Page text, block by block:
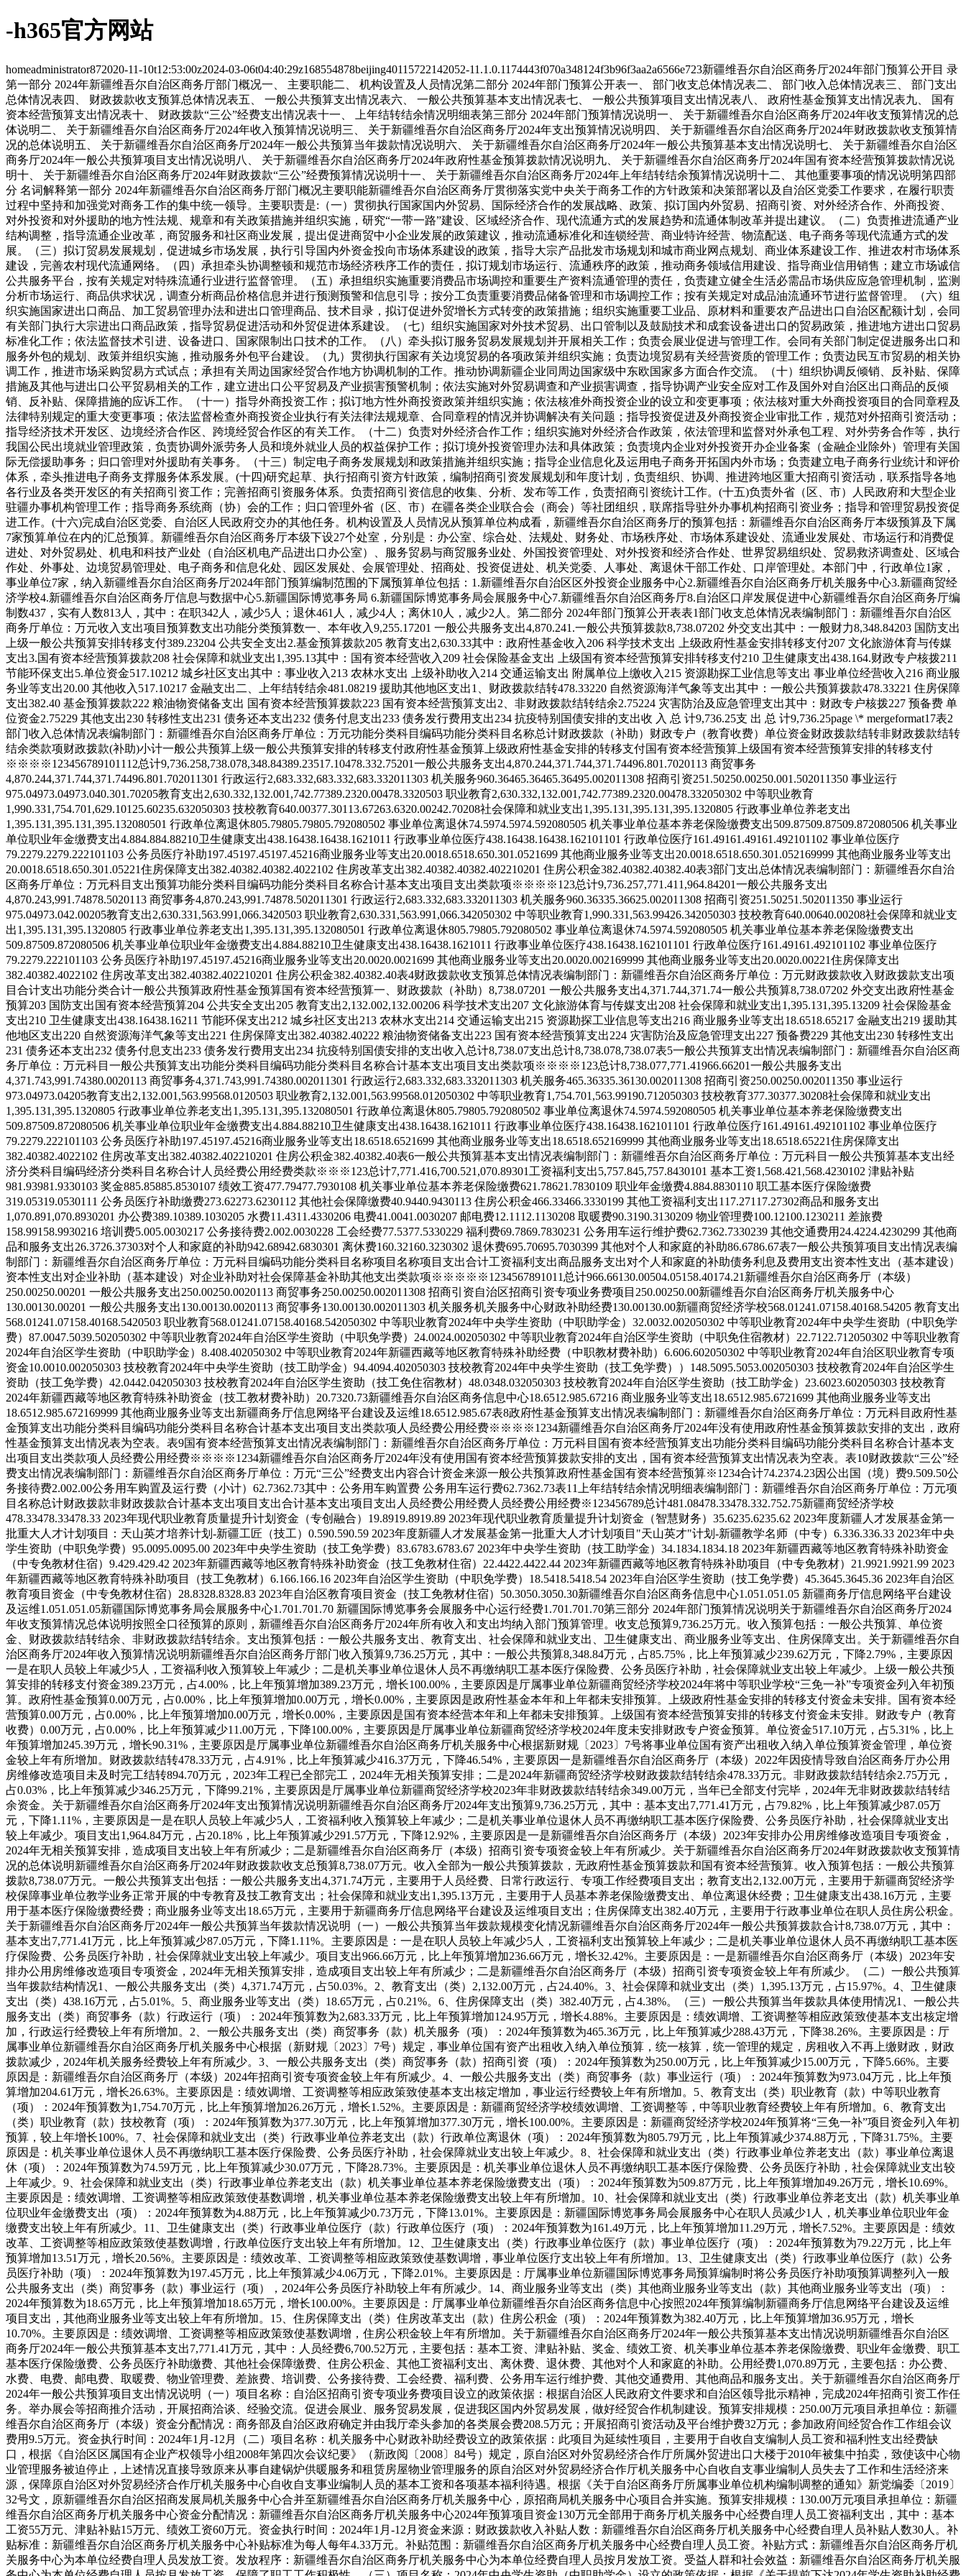
-h365官方网站
homeadministrator872020-11-10t12:53:00z2024-03-06t04:40:29z168554878beijing4011 5722142052-11.1.0.1174443f070a348124f3b96f3aa2a6566e723新疆维吾尔自治区商务厅2024年部门预算公开目 录
第一部分 2024年新疆维吾尔自治区商务厅部门概况一、 主要职能二、 机构设置及人员情况第二部分 2024年部门预算公开表一、 部门收支总体情况表二、 部门收入总体情况表三、 部门支出
总体情况表 四、 财政拨款收支预算总体情况表五、 一般公共预算支出情况表六、 一般公共预算基本支出情况表七、 一般公共预算项目支出情况表八、 政府性基金预算支出情况表九、 国有
资本经营预算支出情况表十、 财政拨款“三公”经费支出情况表十一、 上年结转结余情况明细表第三部分 2024年部门预算情况说明一、 关于新疆维吾尔自治区商务厅2024年收支预算情况的总
体说明 二、 关于新疆维吾尔自治区商务厅2024年收入预算情况说明三、 关于新疆维吾尔自治区商务厅2024年支出预算情况说明 四、 关于新疆维吾尔自治区商务厅2024年财政拨款收支预算情
况的总体说明五、 关于新疆维吾尔自治区商务厅2024年一般公共预算当年拨款情况说明六、 关于新疆维吾尔自治区商务厅2024年一般公共预算基本支出情况说明七、 关于新疆维吾尔自治区
商务厅2024年一般公共预算项目支出情况说明 八、 关于新疆维吾尔自治区商务厅2024年政府性基金预算拨款情况说明九、 关于新疆维吾尔自治区商务厅2024年国有资本经营预算拨款情况说
明十、 关于新疆维吾尔自治区商务厅2024年财政拨款“三公”经费预算情况说明十一、 关于新疆维吾尔自治区商务厅2024年上年结转结余预算情况说明十二、 其他重要事项的情况说明第四部
分 名词解释第一部分 2024年新疆维吾尔自治区商务厅部门概况主要职能新疆维吾尔自治区商务厅贯彻落实党中央关于商务工作的方针政策和决策部署以及自治区党委工作要求，在履行职责
过程中坚持和加强党对商务工作的集中统一领导。主要职责是: （一）贯彻执行国家国内外贸易、国际经济合作的发展战略、政策、拟订国内外贸易、招商引资、对外经济合作、外商投资、
对外投资和对外援助的地方性法规、规章和有关政策措施并组织实施，研究“一带一路”建设、区域经济合作、现代流通方式的发展趋势和流通体制改革并提出建议。
（二）负责推进流通产业
结构调整，指导流通企业改革，商贸服务和社区商业发展，提出促进商贸中小企业发展的政策建议，推动流通标准化和连锁经营、商业特许经营、物流配送、电子商务等现代流通方式的发
展。
（三）拟订贸易发展规划，促进城乡市场发展，执行引导国内外资金投向市场体系建设的政策，指导大宗产品批发市场规划和城市商业网点规划、商业体系建设工作、推进农村市场体系
建设，完善农村现代流通网络。
（四）承担牵头协调整顿和规范市场经济秩序工作的责任，拟订规划市场运行、流通秩序的政策，推动商务领域信用建设、指导商业信用销售；建立市场诚信
公共服务平台，按有关规定对特殊流通行业进行监督管理。
（五）承担组织实施重要消费品市场调控和重要生产资料流通管理的责任，负责建立健全生活必需品市场供应应急管理机制，监测
分析市场运行、商品供求状况，调查分析商品价格信息并进行预测预警和信息引导；按分工负责重要消费品储备管理和市场调控工作；按有关规定对成品油流通环节进行监督管理。
（六）组
织实施国家进出口商品、加工贸易管理办法和进出口管理商品、技术目录，拟订促进外贸增长方式转变的政策措施；组织实施重要工业品、原材料和重要农产品进出口自治区配额计划，会同
有关部门执行大宗进出口商品政策，指导贸易促进活动和外贸促进体系建设。
（七）组织实施国家对外技术贸易、出口管制以及鼓励技术和成套设备进出口的贸易政策，推进地方进出口贸易
标准化工作；依法监督技术引进、设备进口、国家限制出口技术的工作。
（八）牵头拟订服务贸易发展规划并开展相关工作；负责会展业促进与管理工作。会同有关部门制定促进服务出口和
服务外包的规划、政策并组织实施，推动服务外包平台建设。
（九）贯彻执行国家有关边境贸易的各项政策并组织实施；负责边境贸易有关经营资质的管理工作；负责边民互市贸易的相关协
调工作，推进市场采购贸易方式试点；承担有关周边国家经贸合作地方协调机制的工作。推动协调新疆企业同周边国家级中东欧国家多方面合作交流。
（十）组织协调反倾销、反补贴、保障
措施及其他与进出口公平贸易相关的工作，建立进出口公平贸易及产业损害预警机制；依法实施对外贸易调查和产业损害调查，指导协调产业安全应对工作及国外对自治区出口商品的反倾
销、反补贴、保障措施的应诉工作。
（十一）指导外商投资工作；拟订地方性外商投资政策并组织实施；依法核准外商投资企业的设立和变更事项；依法核对重大外商投资项目的合同章程及
法律特别规定的重大变更事项；依法监督检查外商投资企业执行有关法律法规规章、合同章程的情况并协调解决有关问题；指导投资促进及外商投资企业审批工作，规范对外招商引资活动；
指导经济技术开发区、边境经济合作区、跨境经贸合作区的有关工作。
（十二）负责对外经济合作工作；组织实施对外经济合作政策，依法管理和监督对外承包工程、对外劳务合作等，执行
我国公民出境就业管理政策，负责协调外派劳务人员和境外就业人员的权益保护工作；拟订境外投资管理办法和具体政策；负责境内企业对外投资开办企业备案（金融企业除外）管理有关国
际无偿援助事务；归口管理对外援助有关事务。
（十三）制定电子商务发展规划和政策措施并组织实施；指导企业信息化及运用电子商务开拓国内外市场；负责建立电子商务行业统计和评价
体系，牵头推进电子商务支撑服务体系发展。 (十四)研究起草、执行招商引资方针政策，编制招商引资发展规划和年度计划，负责组织、协调、推进跨地区重大招商引资活动，联系指导各地
各行业及各类开发区的有关招商引资工作；完善招商引资服务体系。负责招商引资信息的收集、分析、发布等工作，负责招商引资统计工作。 (十五)负责外省（区、市）人民政府和大型企业
驻疆办事机构管理工作；指导商务系统商（协）会的工作；归口管理外省（区、市）在疆各类企业联合会（商会）等社团组织，联席指导驻外办事机构招商引资业务；指导和管理贸易投资促
进工作。 (十六)完成自治区党委、自治区人民政府交办的其他任务。 机构设置及人员情况从预算单位构成看，新疆维吾尔自治区商务厅的预算包括：新疆维吾尔自治区商务厅本级预算及下属
7家预算单位在内的汇总预算。 新疆维吾尔自治区商务厅本级下设27个处室，分别是：办公室、综合处、法规处、财务处、市场秩序处、市场体系建设处、流通业发展处、市场运行和消费促
进处、对外贸易处、机电和科技产业处（自治区机电产品进出口办公室）、服务贸易与商贸服务业处、外国投资管理处、对外投资和经济合作处、世界贸易组织处、贸易救济调查处、区域合
作处、外事处、边境贸易管理处、电子商务和信息化处、园区发展处、会展管理处、招商处、投资促进处、机关党委、人事处、离退休干部工作处、口岸管理处。 本部门中，行政单位1家，
事业单位7家，纳入新疆维吾尔自治区商务厅2024年部门预算编制范围的下属预算单位包括： 1.新疆维吾尔自治区区外投资企业服务中心2.新疆维吾尔自治区商务厅机关服务中心3.新疆商贸经
济学校4.新疆维吾尔自治区商务厅信息与数据中心5.新疆国际博览事务局 6.新疆国际博览事务局会展服务中心7.新疆维吾尔自治区商务厅8.自治区口岸发展促进中心新疆维吾尔自治区商务厅编
制数437，实有人数813人，其中：在职342人，减少5人；退休461人，减少4人；离休10人，减少2人。 第二部分 2024年部门预算公开表表1部门收支总体情况表编制部门：新疆维吾尔自治区
商务厅单位：万元收入支出项目 预算数支出功能分类预算数一、本年收入9,255.17201 一般公共服务支出4,870.241.一般公共预算拨款8,738.07202 外交支出其中：一般财力8,348.84203 国防支出
上级一般公共预算安排转移支付389.23204 公共安全支出2.基金预算拨款205 教育支出2,630.33其中：政府性基金收入 206 科学技术支出 上级政府性基金安排转移支付207 文化旅游体育与传媒
支出3.国有资本经营预算拨款208 社会保障和就业支出1,395.13其中：国有资本经营收入 209 社会保险基金支出 上级国有资本经营预算安排转移支付210 卫生健康支出438.164.财政专户核拨211
节能环保支出5.单位资金517.10212 城乡社区支出其中：事业收入 213 农林水支出 上级补助收入 214 交通运输支出 附属单位上缴收入 215 资源勘探工业信息等支出 事业单位经营收入 216 商业服
务业等支出20.00 其他收入 517.10217 金融支出 二、上年结转结余481.08219 援助其他地区支出1、财政拨款结转478.33220 自然资源海洋气象等支出其中：一般公共预算拨款478.33221 住房保障
支出382.40 基金预算拨款222 粮油物资储备支出 国有资本经营预算拨款223 国有资本经营预算支出2、非财政拨款结转结余2.75224 灾害防治及应急管理支出其中：财政专户核拨227 预备费 单
位资金2.75229 其他支出230 转移性支出231 债务还本支出232 债务付息支出233 债务发行费用支出234 抗疫特别国债安排的支出收 入 总 计9,736.25支 出 总 计9,736.25page \* mergeformat17表2
部门收入总体情况表编制部门：新疆维吾尔自治区商务厅单位：万元功能分类科目编码功能分类科目名称总计财政拨款（补助） 财政专户（教育收费） 单位资金财政拨款结转非财政拨款结转
结余类款项财政拨款(补助)小计一般公共预算 上级一般公共预算安排的转移支付政府性基金预算 上级政府性基金安排的转移支付国有资本经营预算 上级国有资本经营预算安排的转移支付
※ ※ ※ ※1 234567891011 12总计9,736.258,738.078,348.84389.23517.10478.332.75201一般公共服务支出4,870.244,371.744,371.74496.801.70201 13 商贸事务
4,870.244,371.744,371.74496.801.70201 1301 行政运行2,683.332,683.332,683.33201 1303 机关服务960.36465.36465.36495.00201 1308 招商引资251.50250.00250.001.50201 1350 事业运行
975.04973.04973.040.301.70205教育支出2,630.332,132.001,742.77389.2320.00478.3320503 职业教育2,630.332,132.001,742.77389.2320.00478.332050302 中等职业教育
1,990.331,754.701,629.10125.60235.632050303 技校教育640.00377.30113.67263.6320.00242.70208社会保障和就业支出1,395.131,395.131,395.1320805 行政事业单位养老支出
1,395.131,395.131,395.132080501 行政单位离退休805.79805.79805.792080502 事业单位离退休74.5974.5974.592080505 机关事业单位基本养老保险缴费支出509.87509.87509.872080506 机关事业
单位职业年金缴费支出4.884.884.88210卫生健康支出438.16438.16438.1621011 行政事业单位医疗438.16438.16438.162101101 行政单位医疗161.49161.49161.492101102 事业单位医疗
79.2279.2279.222101103 公务员医疗补助197.45197.45197.45216商业服务业等支出20.0018.6518.650.301.0521699 其他商业服务业等支出20.0018.6518.650.301.052169999 其他商业服务业等支出
20.0018.6518.650.301.05221住房保障支出382.40382.40382.4022102 住房改革支出382.40382.40382.402210201 住房公积金382.40382.40382.40表3部门支出总体情况表编制部门：新疆维吾尔自治
区商务厅单位：万元科目 支出预算功能分类科目编码功能分类科目名称合计基本支出项目支出类款项※ ※ ※ ※1 23总计9,736.257,771.41 1,964.84201一般公共服务支出
4,870.243,991.74878.50201 13 商贸事务4,870.243,991.74878.50201 1301 行政运行2,683.332,683.33201 1303 机关服务960.36335.36625.00201 1308 招商引资251.50251.50201 1350 事业运行
975.04973.042.00205教育支出2,630.331,563.991,066.3420503 职业教育2,630.331,563.991,066.342050302 中等职业教育1,990.331,563.99426.342050303 技校教育640.00640.00208社会保障和就业支
出1,395.131,395.1320805 行政事业单位养老支出1,395.131,395.132080501 行政单位离退休805.79805.792080502 事业单位离退休74.5974.592080505 机关事业单位基本养老保险缴费支出
509.87509.872080506 机关事业单位职业年金缴费支出4.884.88210卫生健康支出438.16438.1621011 行政事业单位医疗438.16438.162101101 行政单位医疗161.49161.492101102 事业单位医疗
79.2279.222101103 公务员医疗补助197.45197.45216商业服务业等支出20.0020.0021699 其他商业服务业等支出20.0020.002169999 其他商业服务业等支出20.0020.00221住房保障支出
382.40382.4022102 住房改革支出382.40382.402210201 住房公积金382.40382.40表4财政拨款收支预算总体情况表编制部门：新疆维吾尔自治区商务厅单位：万元财政拨款收入 财政拨款支出项
目 合计支出功能分类合计一般公共预算政府性基金预算国有资本经营预算一、财政拨款（补助） 8,738.07201 一般公共服务支出4,371.744,371.74一般公共预算8,738.07202 外交支出政府性基金
预算203 国防支出 国有资本经营预算204 公共安全支出205 教育支出2,132.002,132.00206 科学技术支出207 文化旅游体育与传媒支出208 社会保障和就业支出1,395.131,395.13209 社会保险基金
支出210 卫生健康支出438.16438.16211 节能环保支出212 城乡社区支出213 农林水支出214 交通运输支出215 资源勘探工业信息等支出216 商业服务业等支出18.6518.65217 金融支出219 援助其
他地区支出220 自然资源海洋气象等支出221 住房保障支出382.40382.40222 粮油物资储备支出223 国有资本经营预算支出224 灾害防治及应急管理支出227 预备费229 其他支出230 转移性支出
231 债务还本支出232 债务付息支出233 债务发行费用支出234 抗疫特别国债安排的支出收入总计8,738.07支出总计8,738.078,738.07表5一般公共预算支出情况表编制部门：新疆维吾尔自治区商
务厅单位：万元科目 一般公共预算支出功能分类科目编码功能分类科目名称合计基本支出项目支出类款项※ ※ ※ ※1 23总计8,738.077,771.41966.66201一般公共服务支出
4,371.743,991.74380.00201 13 商贸事务4,371.743,991.74380.00201 1301 行政运行2,683.332,683.33201 1303 机关服务465.36335.36130.00201 1308 招商引资250.00250.00201 1350 事业运行
973.04973.04205教育支出2,132.001,563.99568.01 20503 职业教育2,132.001,563.99568.01 2050302 中等职业教育1,754.701,563.99190.71 2050303 技校教育377.30377.30208社会保障和就业支出
1,395.131,395.1320805 行政事业单位养老支出1,395.131,395.132080501 行政单位离退休805.79805.792080502 事业单位离退休74.5974.592080505 机关事业单位基本养老保险缴费支出
509.87509.872080506 机关事业单位职业年金缴费支出4.884.88210卫生健康支出438.16438.1621011 行政事业单位医疗438.16438.162101101 行政单位医疗161.49161.492101102 事业单位医疗
79.2279.222101103 公务员医疗补助197.45197.45216商业服务业等支出18.6518.6521699 其他商业服务业等支出18.6518.652169999 其他商业服务业等支出18.6518.65221住房保障支出
382.40382.4022102 住房改革支出382.40382.402210201 住房公积金382.40382.40表6一般公共预算基本支出情况表编制部门：新疆维吾尔自治区商务厅单位：万元科目 一般公共预算基本支出经
济分类科目编码经济分类科目名称合计人员经费公用经费类款※ ※ ※1 23总计7,771.416,700.521,070.89301 工资福利支出5,757.845,757.8430101 基本工资1,568.421,568.4230102 津贴补贴
981.93981.9330103 奖金885.85885.8530107 绩效工资477.79477.7930108 机关事业单位基本养老保险缴费621.78621.7830109 职业年金缴费4.884.88301 10 职工基本医疗保险缴费
319.05319.05301 11 公务员医疗补助缴费273.62273.62301 12 其他社会保障缴费40.9440.94301 13 住房公积金466.33466.3330199 其他工资福利支出117.27117.27302商品和服务支出
1,070.891,070.8930201 办公费389.10389.1030205 水费11.4311.4330206 电费41.0041.0030207 邮电费12.11 12.1130208 取暖费90.3190.3130209 物业管理费100.12100.1230211 差旅费
158.99158.9930216 培训费5.005.0030217 公务接待费2.002.0030228 工会经费77.5377.5330229 福利费69.7869.7830231 公务用车运行维护费62.7362.7330239 其他交通费用 24.4224.4230299 其他商
品和服务支出26.3726.37303对个人和家庭的补助942.68942.6830301 离休费160.32160.3230302 退休费695.70695.7030399 其他对个人和家庭的补助86.6786.67表7一般公共预算项目支出情况表编
制部门：新疆维吾尔自治区商务厅单位：万元科目编码功能分类科目名称项目名称项目支出合计工资福利支出商品服务支出对个人和家庭的补助债务利息及费用支出资本性支出（基本建设）
资本性支出对企业补助（基本建设） 对企业补助对社会保障基金补助其他支出类款项※ ※ ※ ※ ※1 234567891011 总计966.66130.00504.05158.40174.21 新疆维吾尔自治区商务厅（本级）
250.00250.00201 一般公共服务支出250.00250.00201 13 商贸事务250.00250.00201 1308 招商引资自治区招商引资专项业务费项目 250.00250.00新疆维吾尔自治区商务厅机关服务中心
130.00130.00201 一般公共服务支出130.00130.00201 13 商贸事务130.00130.00201 1303 机关服务机关服务中心财政补助经费130.00130.00新疆商贸经济学校568.01 241.07158.40168.54205 教育支出
568.01 241.07158.40168.5420503 职业教育568.01 241.07158.40168.542050302 中等职业教育2024年中央学生资助（中职助学金） 32.0032.002050302 中等职业教育2024年中央学生资助（中职免学
费） 87.0047.5039.502050302 中等职业教育2024年自治区学生资助（中职免学费） 24.0024.002050302 中等职业教育2024年自治区学生资助（中职免住宿教材） 22.71 22.71 2050302 中等职业教育
2024年自治区学生资助（中职助学金） 8.408.402050302 中等职业教育2024年新疆西藏等地区教育特殊补助经费（中职教材费补助） 6.606.602050302 中等职业教育2024年自治区职业教育专项
资金10.0010.002050303 技校教育2024年中央学生资助（技工助学金） 94.4094.402050303 技校教育2024年中央学生资助（技工免学费）） 148.5095.5053.002050303 技校教育2024年自治区学生
资助（技工免学费） 42.0442.042050303 技校教育2024年自治区学生资助（技工免住宿教材） 48.0348.032050303 技校教育2024年自治区学生资助（技工助学金） 23.6023.602050303 技校教育
2024年新疆西藏等地区教育特殊补助资金（技工教材费补助） 20.7320.73新疆维吾尔自治区商务信息中心18.6512.985.67216 商业服务业等支出18.6512.985.6721699 其他商业服务业等支出
18.6512.985.672169999 其他商业服务业等支出新疆商务厅信息网络平台建设及运维18.6512.985.67表8政府性基金预算支出情况表编制部门：新疆维吾尔自治区商务厅单位：万元科目 政府性基
金预算支出功能分类科目编码功能分类科目名称合计基本支出项目支出类款项 人员经费公用经费※ ※ ※ ※1 234新疆维吾尔自治区商务厅2024年没有使用政府性基金预算拨款安排的支出，政府
性基金预算支出情况表为空表。 表9国有资本经营预算支出情况表编制部门：新疆维吾尔自治区商务厅单位：万元科目 国有资本经营预算支出功能分类科目编码功能分类科目名称合计基本支
出项目支出类款项 人员经费公用经费※ ※ ※ ※1 234新疆维吾尔自治区商务厅2024年没有使用国有资本经营预算拨款安排的支出，国有资本经营预算支出情况表为空表。 表10财政拨款“三公”经
费支出情况表编制部门：新疆维吾尔自治区商务厅单位：万元“三公”经费支出内容合计资金来源一般公共预算政府性基金国有资本经营预算※1 234合计74.2374.23因公出国（境）费9.509.50公
务接待费2.002.00公务用车购置及运行费（小计） 62.7362.73其中：公务用车购置费 公务用车运行费62.7362.73表11 上年结转结余情况明细表编制部门：新疆维吾尔自治区商务厅单位：万元项
目名称总计财政拨款非财政拨款合计基本支出项目支出合计基本支出项目支出 人员经费公用经费人员经费公用经费※1 23456789总计481.08478.33478.332.752.75新疆商贸经济学校
478.33478.33478.33 2023年现代职业教育质量提升计划资金（专创融合） 19.8919.8919.89 2023年现代职业教育质量提升计划资金（智慧财务） 35.6235.6235.62 2023年度新疆人才发展基金第一
批重大人才计划项目：天山英才培养计划-新疆工匠（技工） 0.590.590.59 2023年度新疆人才发展基金第一批重大人才计划项目"天山英才"计划-新疆教学名师（中专） 6.336.336.33 2023年中央
学生资助（中职免学费） 95.0095.0095.00 2023年中央学生资助（技工免学费） 83.6783.6783.67 2023年中央学生资助（技工助学金） 34.1834.1834.18 2023年新疆西藏等地区教育特殊补助资金
（中专免教材住宿） 9.429.429.42 2023年新疆西藏等地区教育特殊补助资金（技工免教材住宿） 22.4422.4422.44 2023年新疆西藏等地区教育特殊补助项目（中专免教材） 21.9921.9921.99 2023
年新疆西藏等地区教育特殊补助项目（技工免教材） 6.166.166.16 2023年自治区学生资助（中职免学费） 18.5418.5418.54 2023年自治区学生资助（技工免学费） 45.3645.3645.36 2023年自治区
教育项目资金（中专免教材住宿） 28.8328.8328.83 2023年自治区教育项目资金（技工免教材住宿） 50.3050.3050.30新疆维吾尔自治区商务信息中心1.051.051.05 新疆商务厅信息网络平台建设
及运维1.051.051.05新疆国际博览事务局会展服务中心1.701.701.70 新疆国际博览事务会展服务中心运行经费1.701.701.70第三部分 2024年部门预算情况说明关于新疆维吾尔自治区商务厅2024
年收支预算情况总体说明按照全口径预算的原则，新疆维吾尔自治区商务厅2024年所有收入和支出均纳入部门预算管理。收支总预算9,736.25万元。 收入预算包括：一般公共预算、单位资
金、财政拨款结转结余、非财政拨款结转结余。 支出预算包括：一般公共服务支出、教育支出、社会保障和就业支出、卫生健康支出、商业服务业等支出、住房保障支出。 关于新疆维吾尔自
治区商务厅2024年收入预算情况说明新疆维吾尔自治区商务厅部门收入预算9,736.25万元，其中： 一般公共预算8,348.84万元，占85.75%，比上年预算减少239.62万元，下降2.79%，主要原因
一是在职人员较上年减少5人，工资福利收入预算较上年减少；二是机关事业单位退休人员不再缴纳职工基本医疗保险费、公务员医疗补助，社会保障就业支出较上年减少。
上级一般公共预
算安排的转移支付资金389.23万元，占4.00%，比上年预算增加389.23万元，增长100.00%，主要原因是厅属事业单位新疆商贸经济学校2024年将中等职业学校“三免一补”专项资金列入年初预
算。 政府性基金预算0.00万元，占0.00%，比上年预算增加0.00万元，增长0.00%，主要原因是政府性基金本年和上年都未安排预算。 上级政府性基金安排的转移支付资金未安排。
国有资本经
营预算0.00万元，占0.00%，比上年预算增加0.00万元，增长0.00%，主要原因是国有资本经营本年和上年都未安排预算。
上级国有资本经营预算安排的转移支付资金未安排。 财政专户（教育
收费）0.00万元，占0.00%，比上年预算减少11.00万元，下降100.00%，主要原因是厅属事业单位新疆商贸经济学校2024年度未安排财政专户资金预算。 单位资金517.10万元，占5.31%，比上
年预算增加245.39万元，增长90.31%，主要原因是厅属事业单位新疆维吾尔自治区商务厅机关服务中心根据新财规〔2023〕7号将事业单位国有资产出租收入纳入单位预算资金管理，单位资
金较上年有所增加。 财政拨款结转478.33万元，占4.91%，比上年预算减少416.37万元，下降46.54%，主要原因一是新疆维吾尔自治区商务厅（本级）2022年因疫情导致自治区商务厅办公用
房维修改造项目未及时完工结转894.70万元，2023年工程已全部完工，2024年无相关预算安排；二是2024年新疆商贸经济学校财政拨款结转结余478.33万元。 非财政拨款结转结余2.75万元，
占0.03%，比上年预算减少346.25万元，下降99.21%，主要原因是厅属事业单位新疆商贸经济学校2023年非财政拨款结转结余349.00万元，当年已全部支付完毕，2024年无非财政拨款结转结
余资金。 关于新疆维吾尔自治区商务厅2024年支出预算情况说明新疆维吾尔自治区商务厅2024年支出预算9,736.25万元，其中： 基本支出7,771.41万元，占79.82%，比上年预算减少87.05万
元，下降1.11%，主要原因是一是在职人员较上年减少5人，工资福利收入预算较上年减少；二是机关事业单位退休人员不再缴纳职工基本医疗保险费、公务员医疗补助，社会保障就业支出
较上年减少。 项目支出1,964.84万元，占20.18%，比上年预算减少291.57万元，下降12.92%，主要原因是一是新疆维吾尔自治区商务厅（本级）2023年安排办公用房维修改造项目专项资金，
2024年无相关预算安排，造成项目支出较上年有所减少；二是新疆维吾尔自治区商务厅（本级）招商引资专项资金较上年有所减少。 关于新疆维吾尔自治区商务厅2024年财政拨款收支预算情
况的总体说明新疆维吾尔自治区商务厅2024年财政拨款收支总预算8,738.07万元。 收入全部为一般公共预算拨款，无政府性基金预算拨款和国有资本经营预算。 收入预算包括：一般公共预算
拨款8,738.07万元。 一般公共预算支出包括：一般公共服务支出4,371.74万元，主要用于人员经费、日常行政运行、专项工作经费项目支出；教育支出2,132.00万元，主要用于新疆商贸经济学
校保障事业单位教学业务正常开展的中专教育及技工教育支出；社会保障和就业支出1,395.13万元，主要用于人员基本养老保险缴费支出、单位离退休经费；卫生健康支出438.16万元，主要
用于基本医疗保险缴费经费；商业服务业等支出18.65万元，主要用于新疆商务厅信息网络平台建设及运维项目支出；住房保障支出382.40万元，主要用于行政事业单位在职人员住房公积金。
关于新疆维吾尔自治区商务厅2024年一般公共预算当年拨款情况说明
（一）一般公共预算当年拨款规模变化情况新疆维吾尔自治区商务厅2024年一般公共预算拨款合计8,738.07万元，其中：
基本支出7,771.41万元，比上年预算减少87.05万元，下降1.11%。主要原因是 ： 一是在职人员较上年减少5人，工资福利支出预算较上年减少；二是机关事业单位退休人员不再缴纳职工基本医
疗保险费、公务员医疗补助，社会保障就业支出较上年减少。 项目支出966.66万元，比上年预算增加236.66万元，增长32.42%。主要原因是 ： 一是新疆维吾尔自治区商务厅（本级）2023年安
排办公用房维修改造项目专项资金，2024年无相关预算安排，造成项目支出较上年有所减少；二是新疆维吾尔自治区商务厅（本级）招商引资专项资金较上年有所减少。
（二）一般公共预算
当年拨款结构情况1、一般公共服务支出（类）4,371.74万元，占50.03%。 2、教育支出（类）2,132.00万元，占24.40%。 3、社会保障和就业支出（类）1,395.13万元，占15.97%。 4、卫生健康
支出（类）438.16万元，占5.01%。 5、商业服务业等支出（类）18.65万元，占0.21%。 6、住房保障支出（类）382.40万元，占4.38%。 （三）一般公共预算当年拨款具体使用情况1、一般公共
服务支出（类）商贸事务（款）行政运行（项）：2024年预算数为2,683.33万元，比上年预算增加124.95万元，增长4.88%。主要原因是 ： 绩效调增、工资调整等相应政策致使基本支出核定增
加，行政运行经费较上年有所增加。 2、一般公共服务支出（类）商贸事务（款）机关服务（项）：2024年预算数为465.36万元，比上年预算减少288.43万元，下降38.26%。主要原因是 ： 厅
属事业单位新疆维吾尔自治区商务厅机关服务中心根据（新财规〔2023〕7号）规定，事业单位国有资产出租收入纳入单位预算，统一核算，统一管理的规定，房租收入不再上缴财政，财政
拨款减少，2024年机关服务经费较上年有所减少。 3、一般公共服务支出（类）商贸事务（款）招商引资（项）：2024年预算数为250.00万元，比上年预算减少15.00万元，下降5.66%。主要
原因是 ： 新疆维吾尔自治区商务厅（本级）2024年招商引资专项资金较上年有所减少。 4、一般公共服务支出（类）商贸事务（款）事业运行（项）：2024年预算数为973.04万元，比上年预
算增加204.61万元，增长26.63%。主要原因是 ： 绩效调增、工资调整等相应政策致使基本支出核定增加，事业运行经费较上年有所增加。 5、教育支出（类）职业教育（款）中等职业教育
（项）：2024年预算数为1,754.70万元，比上年预算增加26.26万元，增长1.52%。主要原因是 ： 新疆商贸经济学校绩效调增、工资调整等，中等职业教育经费较上年有所增加。 6、教育支出
（类）职业教育（款）技校教育（项）：2024年预算数为377.30万元，比上年预算增加377.30万元，增长100.00%。主要原因是 ： 新疆商贸经济学校2024年预算将“三免一补”项目资金列入年初
预算，较上年增长100%。 7、社会保障和就业支出（类）行政事业单位养老支出（款）行政单位离退休（项）：2024年预算数为805.79万元，比上年预算减少374.88万元，下降31.75%。主要
原因是 ： 机关事业单位退休人员不再缴纳职工基本医疗保险费、公务员医疗补助，社会保障就业支出较上年减少。 8、社会保障和就业支出（类）行政事业单位养老支出（款）事业单位离退
休（项）：2024年预算数为74.59万元，比上年预算减少30.07万元，下降28.73%。主要原因是 ： 机关事业单位退休人员不再缴纳职工基本医疗保险费、公务员医疗补助，社会保障就业支出较
上年减少。 9、社会保障和就业支出（类）行政事业单位养老支出（款）机关事业单位基本养老保险缴费支出（项）：2024年预算数为509.87万元，比上年预算增加49.26万元，增长10.69%。
主要原因是 ： 绩效调增、工资调整等相应政策致使基数调增，机关事业单位基本养老保险缴费支出较上年有所增加。 10、社会保障和就业支出（类）行政事业单位养老支出（款）机关事业单
位职业年金缴费支出（项）：2024年预算数为4.88万元，比上年预算减少0.73万元，下降13.01%。主要原因是 ： 新疆国际博览事务局会展服务中心在职人员减少1人，机关事业单位职业年金
缴费支出较上年有所减少。 11、卫生健康支出（类）行政事业单位医疗（款）行政单位医疗（项）：2024年预算数为161.49万元，比上年预算增加11.29万元，增长7.52%。主要原因是 ： 绩效
改革、工资调整等相应政策致使基数调增，行政单位医疗支出较上年有所增加。 12、卫生健康支出（类）行政事业单位医疗（款）事业单位医疗（项）：2024年预算数为79.22万元，比上年
预算增加13.51万元，增长20.56%。主要原因是 ： 绩效改革、工资调整等相应政策致使基数调增，事业单位医疗支出较上年有所增加。 13、卫生健康支出（类）行政事业单位医疗（款）公务
员医疗补助（项）：2024年预算数为197.45万元，比上年预算减少4.06万元，下降2.01%。主要原因是 ： 厅属事业单位新疆国际博览事务局预算编制时将公务员医疗补助项预算调整列入一般
公共服务支出（类）商贸事务（款）事业运行（项），2024年公务员医疗补助较上年有所减少。 14、商业服务业等支出（类）其他商业服务业等支出（款）其他商业服务业等支出（项）：
2024年预算数为18.65万元，比上年预算增加18.65万元，增长100.00%。主要原因是 ： 厅属事业单位新疆维吾尔自治区商务信息中心按照2024年预算编制新疆商务厅信息网络平台建设及运维
项目支出，其他商业服务业等支出较上年有所增加。 15、住房保障支出（类）住房改革支出（款）住房公积金（项）：2024年预算数为382.40万元，比上年预算增加36.95万元，增长
10.70%。主要原因是 ： 绩效调增、工资调整等相应政策致使基数调增，住房公积金较上年有所增加。 关于新疆维吾尔自治区商务厅2024年一般公共预算基本支出情况说明新疆维吾尔自治区
商务厅2024年一般公共预算基本支出7,771.41万元，其中： 人员经费6,700.52万元，主要包括：基本工资、津贴补贴、奖金、绩效工资、机关事业单位基本养老保险缴费、职业年金缴费、职工
基本医疗保险缴费、公务员医疗补助缴费、其他社会保障缴费、住房公积金、其他工资福利支出、离休费、退休费、其他对个人和家庭的补助。 公用经费1,070.89万元，主要包括：办公费、
水费、电费、邮电费、取暖费、物业管理费、差旅费、培训费、公务接待费、工会经费、福利费、公务用车运行维护费、其他交通费用、其他商品和服务支出。 关于新疆维吾尔自治区商务厅
2024年一般公共预算项目支出情况说明
（一）项目名称：自治区招商引资专项业务费项目 设立的政策依据：根据自治区人民政府文件要求和自治区领导批示精神，完成2024年招商引资工作任
务。举办展会等招商推介活动，开展招商洽谈、经验交流。促进会展业、服务贸易发展，促进我区国内外贸易发展，做好经贸合作机制建设。 预算安排规模：250.00万元项目承担单位：新疆
维吾尔自治区商务厅（本级） 资金分配情况：商务部及自治区政府确定并由我厅牵头参加的各类展会费208.5万元；开展招商引资活动及平台维护费32万元；参加政府间经贸合作工作组会议
费用9.5万元。 资金执行时间：2024年1月-12月 （二）项目名称：机关服务中心财政补助经费设立的政策依据：此项目为延续性项目，主要用于自收自支编制人员工资和福利性支出经费缺
口，根据《自治区区属国有企业产权领导小组2008年第四次会议纪要》（新政阅〔2008〕84号）规定，原自治区对外贸易经济合作厅所属外贸进出口大楼于2010年被集中拍卖，致使该中心物
业管理服务被迫停止，上述情况直接导致原来从事自建锅炉供暖服务和租赁房屋物业管理服务的原自治区对外贸易经济合作厅机关服务中心自收自支事业编制人员失去了工作和生活经济来
源，保障原自治区对外贸易经济合作厅机关服务中心自收自支事业编制人员的基本工资和各项基本福利待遇。根据《关于自治区商务厅所属事业单位机构编制调整的通知》新党编委〔2019〕
32号文，原新疆维吾尔自治区招商发展局机关服务中心合并至新疆维吾尔自治区商务厅机关服务中心，原招商局机关服务中心项目合并实施。 预算安排规模：130.00万元项目承担单位：新疆
维吾尔自治区商务厅机关服务中心资金分配情况：新疆维吾尔自治区商务厅机关服务中心2024年预算项目资金130万元全部用于商务厅机关服务中心经费自理人员工资福利支出，其中：基本
工资55万元、津贴补贴15万元、绩效工资60万元。 资金执行时间：2024年1月-12月 资金来源：财政拨款收入补贴人数：新疆维吾尔自治区商务厅机关服务中心经费自理人员补贴人数30人。 补
贴标准：新疆维吾尔自治区商务厅机关服务中心补贴标准为每人每年4.33万元。 补贴范围：新疆维吾尔自治区商务厅机关服务中心经费自理人员工资。 补贴方式：新疆维吾尔自治区商务厅机
关服务中心为本单位经费自理人员发放工资。 发放程序：新疆维吾尔自治区商务厅机关服务中心为本单位经费自理人员按月发放工资。 受益人群和社会效益：新疆维吾尔自治区商务厅机关服